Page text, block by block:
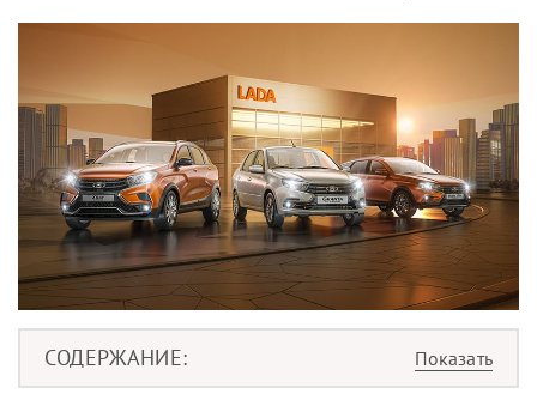
СОДЕРЖАНИЕ